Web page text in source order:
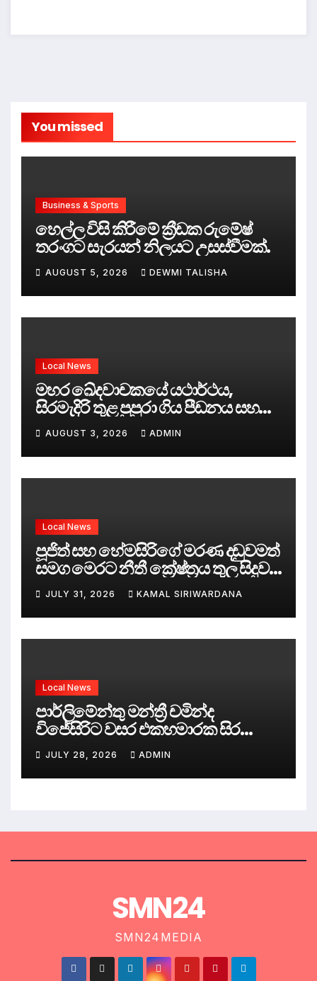
You missed
Business & Sports
හෙල්ල විසි කිරීමේ ක්‍රීඩක රුමේෂ්
තරංගට සැරයන් නිලයට උසස්වීමක්.
AUGUST 5, 2026 DEWMI TALISHA
Local News
මහර ඛේදවාචකයේ යථාර්ථය,
සිරමැදිරි තුළ පුපුරා ගිය පීඩනය සහ
පලිගැනීමේ දේශපාලනය
AUGUST 3, 2026 ADMIN
Local News
පූජිත් සහ හේමසිරිගේ මරණ දඩුවමත්
සමග මෙරට නීතී ක්‍රේෂ්ත්‍රය තුල සිදුව
ඇත්තේ කුමක්ද ?
JULY 31, 2026 KAMAL SIRIWARDANA
Local News
පාර්ලිමේන්තු මන්ත්‍රී චමින්ද
විජේසිරිට වසර එකහමාරක සිර
දඬුවම්.
JULY 28, 2026 ADMIN
SMN24
SMN24MEDIA